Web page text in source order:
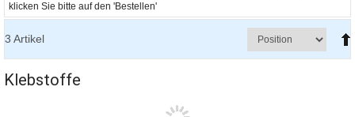
3 Artikel
Klebstoffe